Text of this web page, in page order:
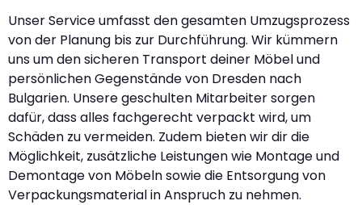
Unser Service umfasst den gesamten Umzugsprozess
von der Planung bis zur Durchführung. Wir kümmern
uns um den sicheren Transport deiner Möbel und
persönlichen Gegenstände von Dresden nach
Bulgarien. Unsere geschulten Mitarbeiter sorgen
dafür, dass alles fachgerecht verpackt wird, um
Schäden zu vermeiden. Zudem bieten wir dir die
Möglichkeit, zusätzliche Leistungen wie Montage und
Demontage von Möbeln sowie die Entsorgung von
Verpackungsmaterial in Anspruch zu nehmen.